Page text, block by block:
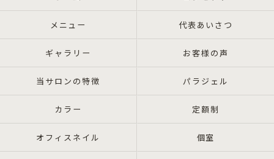
メニュー 代表あいさつ
ギャラリー お客様の声
当サロンの特徴 パラジェル
カラー 定額制
オフィスネイル 個室